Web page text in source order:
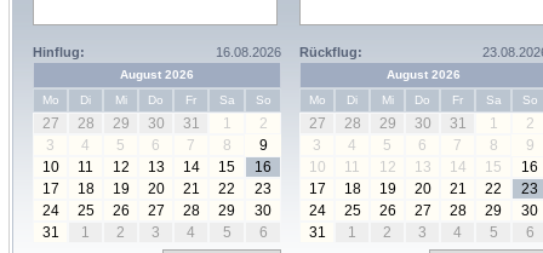
Hinflug: 16.08.2026
August 2026
Mo
Di Mi Do Fr Sa So
27 28 29 30 31 1
2
3
4 5 6 7 8
9
10
11 12 13 14 15
16
17
18 19 20 21 22
23
24
25 26 27 28 29
30
31
1 2 3 4 5 6
Rückflug:
August 2026
Mo
Di Mi Do Fr Sa So
27 28 29 30 31 1
2
3
4 5 6 7 8
9
10
11 12 13 14 15
16
17
18 19 20 21 22
23
24
25 26 27 28 29
30
31
1 2 3 4 5 6